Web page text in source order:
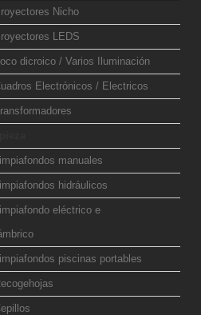
Nicho
LEDS
dicroico / Varios Iluminación
Electrónicos / Electricos
manuales
hidráulicos
eléctrico e
piscinas portables